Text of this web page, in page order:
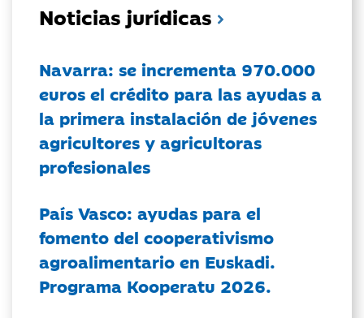
Noticias jurídicas
Navarra: se incrementa 970.000
euros el crédito para las ayudas a
la primera instalación de jóvenes
agricultores y agricultoras
profesionales
País Vasco: ayudas para el
fomento del cooperativismo
agroalimentario en Euskadi.
Programa Kooperatu 2026.